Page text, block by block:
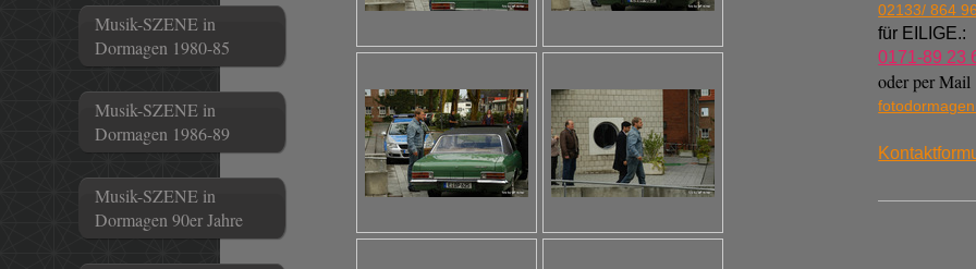
Musik-SZENE in
Dormagen 1980-85
Musik-SZENE in
Dormagen 1986-89
Musik-SZENE in
Dormagen 90er Jahre
02133/ 864
für EILIGE.:
0171-89 23
oder per Mail